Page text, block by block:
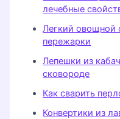
лечебные
Легкий овощной
пережарки
Лепешки из
сковороде
Как сварить
Конвертики из